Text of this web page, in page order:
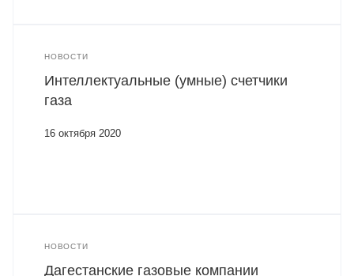
НОВОСТИ
Интеллектуальные (умные) счетчики
газа
16 октября 2020
НОВОСТИ
Дагестанские газовые компании